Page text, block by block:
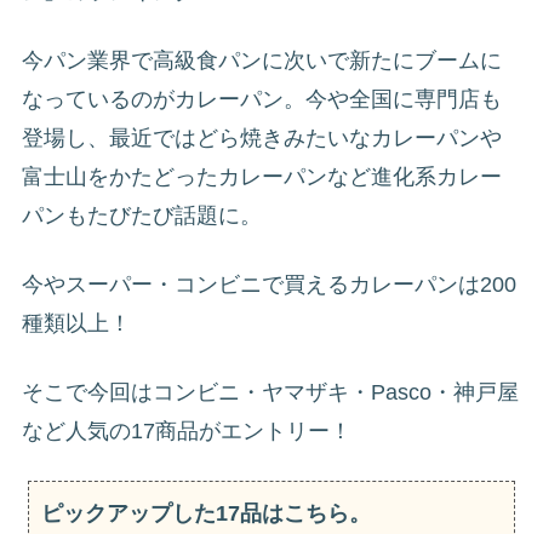
今パン業界で高級食パンに次いで新たにブームに
なっているのがカレーパン。今や全国に専門店も
登場し、最近ではどら焼きみたいなカレーパンや
富士山をかたどったカレーパンなど進化系カレー
パンもたびたび話題に。
今やスーパー・コンビニで買えるカレーパンは200
種類以上！
そこで今回はコンビニ・ヤマザキ・Pasco・神戸屋
など人気の17商品がエントリー！
ピックアップした17品はこちら。